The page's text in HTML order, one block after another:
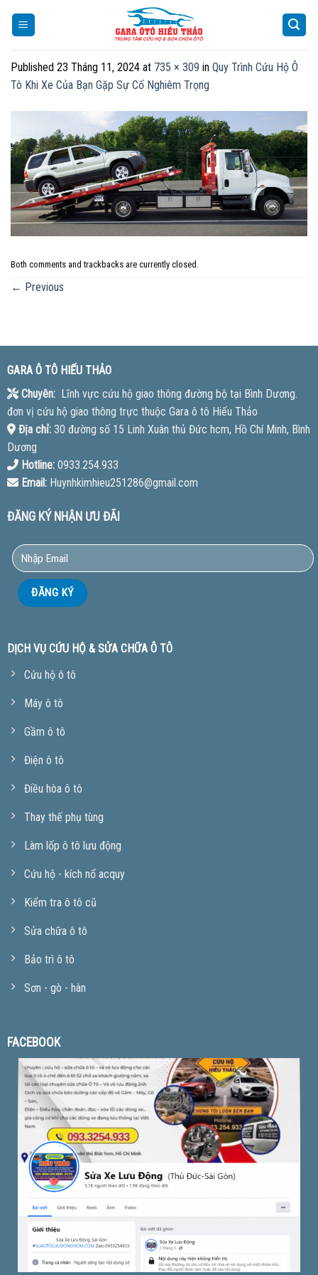
Published 23 Tháng 11, 2024 at 735 × 309 in Quy Trình Cứu Hộ Ô
Tô Khi Xe Của Bạn Gặp Sự Cố Nghiêm Trọng
Both comments and trackbacks are currently closed.
← Previous
GARA Ô TÔ HIẾU THẢO
Chuyên:Lĩnh vực cứu hộ giao thông đường bộ tại Bình Dương.
đơn vị cứu hộ giao thông trực thuộc Gara ô tô Hiếu Thảo
Địa chỉ:30 đường số 15 Linh Xuân thủ Đức hcm, Hồ Chí Minh, Bình
Dương
Hotline:0933.254.933
Email:Huynhkimhieu251286@gmail.com
ĐĂNG KÝ NHẬN ƯU ĐÃI
DỊCH VỤ CỨU HỘ & SỬA CHỮA Ô TÔ
Cứu hộ ô tô
Máy ô tô
Gầm ô tô
Điện ô tô
Điều hòa ô tô
Thay thế phụ tùng
Làm lốp ô tô lưu động
Cứu hộ - kích nổ acquy
Kiểm tra ô tô cũ
Sửa chữa ô tô
Bảo trì ô tô
Sơn - gò - hàn
FACEBOOK